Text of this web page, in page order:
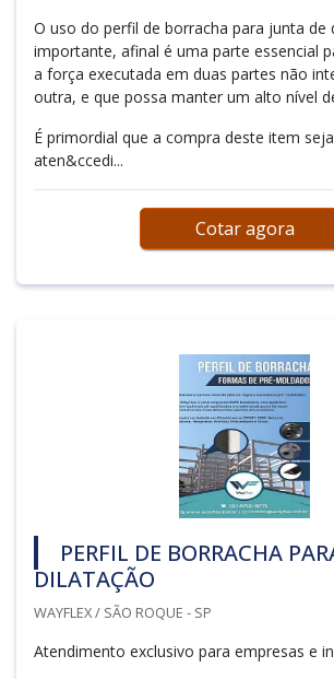
O uso do perfil de borracha para junta de
importante, afinal é uma parte essencial
a força executada em duas partes não
outra, e que possa manter um alto nível
É primordial que a compra deste item
aten&ccedi...
Cotar agora
PERFIL DE BORRACHA
DILATAÇÃO
WAYFLEX / SÃO ROQUE - SP
Atendimento exclusivo para empresas e